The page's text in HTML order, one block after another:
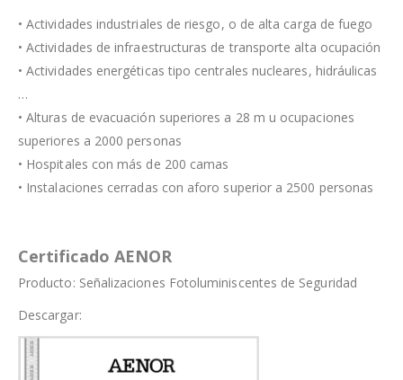
• Actividades industriales de riesgo, o de alta carga de fuego
• Actividades de infraestructuras de transporte alta ocupación
• Actividades energéticas tipo centrales nucleares, hidráulicas
…
• Alturas de evacuación superiores a 28 m u ocupaciones
superiores a 2000 personas
• Hospitales con más de 200 camas
• Instalaciones cerradas con aforo superior a 2500 personas
Certificado AENOR
Producto: Señalizaciones Fotoluminiscentes de Seguridad
Descargar: